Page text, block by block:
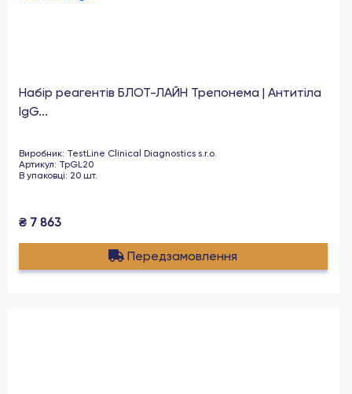
Набір реагентів БЛОТ-ЛАЙН Трепонема | Антитіла
IgG...
Виробник: TestLine Clinical Diagnostics s.r.o.
Артикул: TpGL20
В упаковці: 20 шт.
₴ 7 863
Передзамовлення